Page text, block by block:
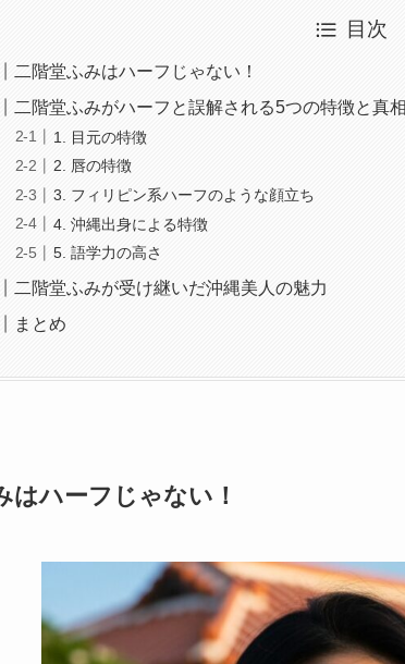
目次
二階堂ふみはハーフじゃない！
二階堂ふみがハーフと誤解される5つの特徴と真相
1. 目元の特徴
2. 唇の特徴
3. フィリピン系ハーフのような顔立ち
4. 沖縄出身による特徴
5. 語学力の高さ
二階堂ふみが受け継いだ沖縄美人の魅力
まとめ
はハーフじゃない！